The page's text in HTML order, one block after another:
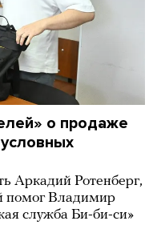
о продаже
Аркадий Ротенберг,
помог Владимир
служба Би-би-си»